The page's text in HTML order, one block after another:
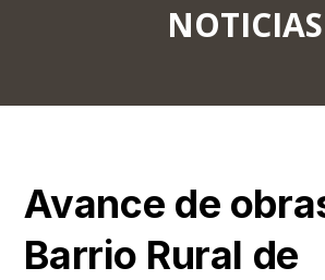
NOTICIAS
Avance de
Barrio Rural de